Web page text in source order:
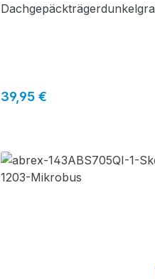
Regulärer Preis:
39,95 €